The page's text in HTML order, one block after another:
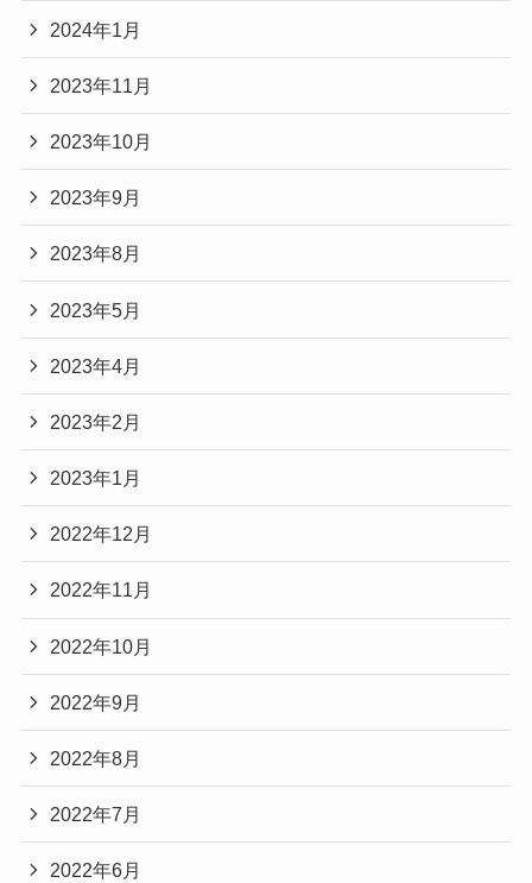
2024年1月
2023年11月
2023年10月
2023年9月
2023年8月
2023年5月
2023年4月
2023年2月
2023年1月
2022年12月
2022年11月
2022年10月
2022年9月
2022年8月
2022年7月
2022年6月